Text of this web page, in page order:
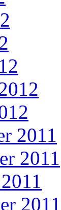
2011
2011
2011